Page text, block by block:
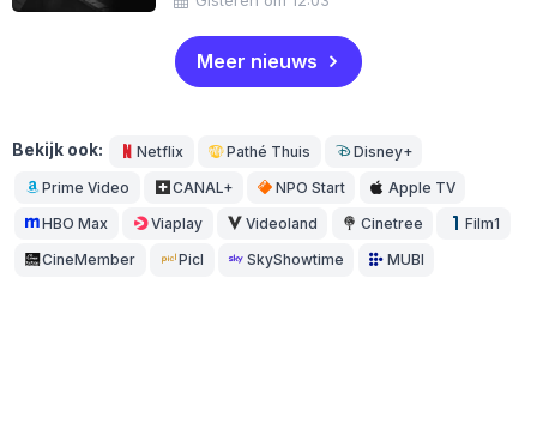
Meer nieuws
Bekijk ook: Netflix Pathé Thuis Disney+
Prime Video CANAL+ NPO Start Apple TV
HBO Max Viaplay Videoland Cinetree Film1
CineMember Picl SkyShowtime MUBI